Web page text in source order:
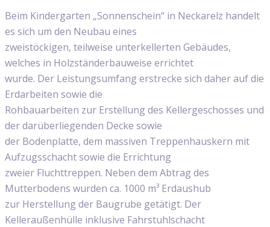
Beim Kindergarten „Sonnenschein“ in Neckarelz handelt
es sich um den Neubau eines
zweistöckigen, teilweise unterkellerten Gebäudes,
welches in Holzständerbauweise errichtet
wurde. Der Leistungsumfang erstrecke sich daher auf die
Erdarbeiten sowie die
Rohbauarbeiten zur Erstellung des Kellergeschosses und
der darüberliegenden Decke sowie
der Bodenplatte, dem massiven Treppenhauskern mit
Aufzugsschacht sowie die Errichtung
zweier Fluchttreppen. Neben dem Abtrag des
Mutterbodens wurden ca. 1000 m³ Erdaushub
zur Herstellung der Baugrube getätigt. Der
Kelleraußenhülle inklusive Fahrstuhlschacht